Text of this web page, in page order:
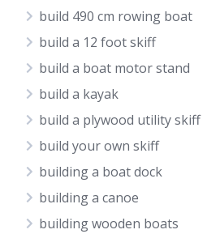
build 490 cm rowing boat
build a 12 foot skiff
build a boat motor stand
build a kayak
build a plywood utility skiff
build your own skiff
building a boat dock
building a canoe
building wooden boats